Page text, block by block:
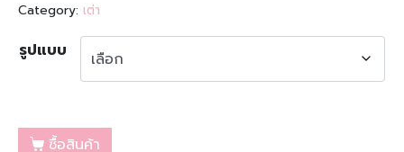
Category: เต่า
รูปแบบ
ซื้อสินค้า